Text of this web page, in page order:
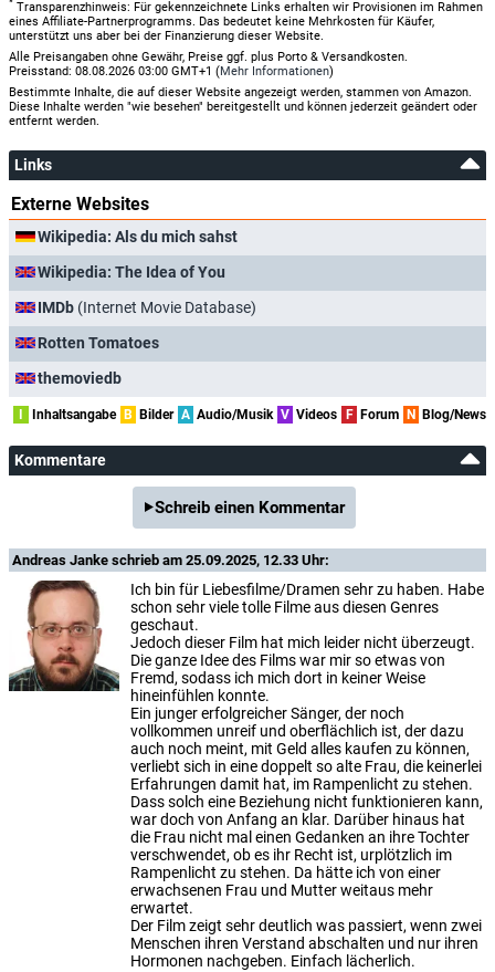
* Transparenzhinweis: Für gekennzeichnete Links erhalten wir Provisionen im Rahmen
eines Affiliate-Partnerprogramms. Das bedeutet keine Mehrkosten für Käufer,
unterstützt uns aber bei der Finanzierung dieser Website.
Alle Preisangaben ohne Gewähr, Preise ggf. plus Porto & Versandkosten.
Preisstand: 08.08.2026 03:00 GMT+1 (Mehr Informationen)
Bestimmte Inhalte, die auf dieser Website angezeigt werden, stammen von Amazon.
Diese Inhalte werden "wie besehen" bereitgestellt und können jederzeit geändert oder
entfernt werden.
Links
Externe Websites
Wikipedia: Als du mich sahst
Wikipedia: The Idea of You
IMDb (Internet Movie Database)
Rotten Tomatoes
themoviedb
Inhaltsangabe B Bilder A Audio/Musik V Videos F Forum N Blog/News
Kommentare
Schreib einen Kommentar
Andreas Janke schrieb am 25.09.2025, 12.33 Uhr:
Ich bin für Liebesfilme/Dramen sehr zu haben. Habe
schon sehr viele tolle Filme aus diesen Genres
geschaut.
Jedoch dieser Film hat mich leider nicht überzeugt.
Die ganze Idee des Films war mir so etwas von
Fremd, sodass ich mich dort in keiner Weise
hineinfühlen konnte.
Ein junger erfolgreicher Sänger, der noch
vollkommen unreif und oberflächlich ist, der dazu
auch noch meint, mit Geld alles kaufen zu können,
verliebt sich in eine doppelt so alte Frau, die keinerlei
Erfahrungen damit hat, im Rampenlicht zu stehen.
Dass solch eine Beziehung nicht funktionieren kann,
war doch von Anfang an klar. Darüber hinaus hat
die Frau nicht mal einen Gedanken an ihre Tochter
verschwendet, ob es ihr Recht ist, urplötzlich im
Rampenlicht zu stehen. Da hätte ich von einer
erwachsenen Frau und Mutter weitaus mehr
erwartet.
Der Film zeigt sehr deutlich was passiert, wenn zwei
Menschen ihren Verstand abschalten und nur ihren
Hormonen nachgeben. Einfach lächerlich.